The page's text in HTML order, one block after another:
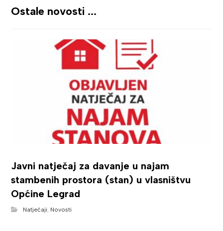
Ostale novosti ...
Javni natječaj za davanje u najam
stambenih prostora (stan) u vlasništvu
Općine Legrad
Natječaji, Novosti